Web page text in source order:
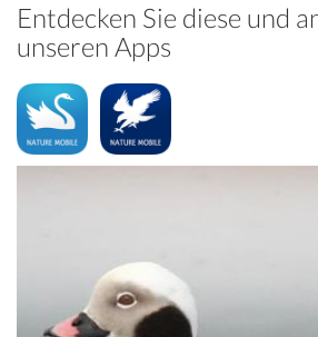
Entdecken Sie diese und
unseren Apps